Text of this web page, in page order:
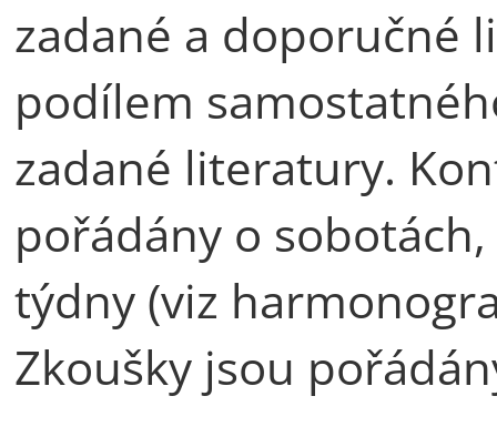
zadané a doporučné
podílem
zadané literatury.
pořádány o
týdny (viz
Zkoušky jsou